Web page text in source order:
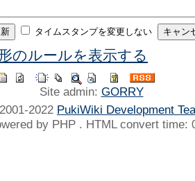
タイムスタンプを変更しない
のルールを表示する
Site admin: GORRY
2022 PukiWiki Development
by PHP . HTML convert time: